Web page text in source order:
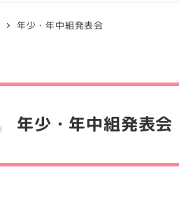
年少・年中組発表会
年少・年中組発表会